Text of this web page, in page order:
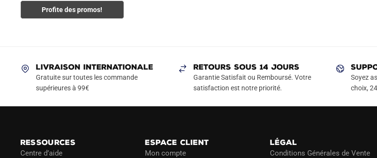
LIVRAISON INTERNATIONALE
Gratuite sur toutes les commande
supérieures à 99€
RETOURS SOUS 14 JOURS
Garantie Satisfait ou Remboursé. Votre
satisfaction est notre priorité.
Soyez
choix,
RESSOURCES
Centre d’aide
ESPACE CLIENT
Mon compte
LÉGAL
Conditions Générales de Vente